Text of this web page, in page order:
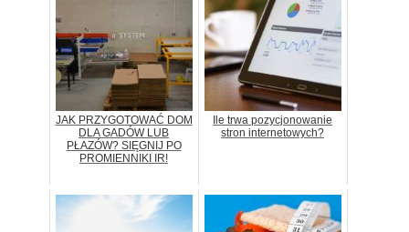
JAK PRZYGOTOWAĆ DOM
DLA GADÓW LUB
PŁAZÓW? SIĘGNIJ PO
PROMIENNIKI IR!
Ile trwa pozycjonowanie
stron internetowych?